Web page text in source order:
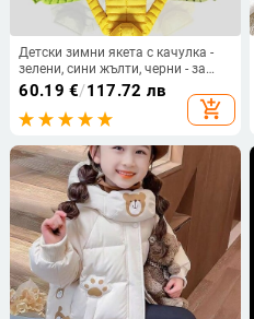
Детски зимни якета с качулка -
зелени, сини жълти, черни - за
момчета и момичета
60.19 €/117.72 лв
add_shopping_cart